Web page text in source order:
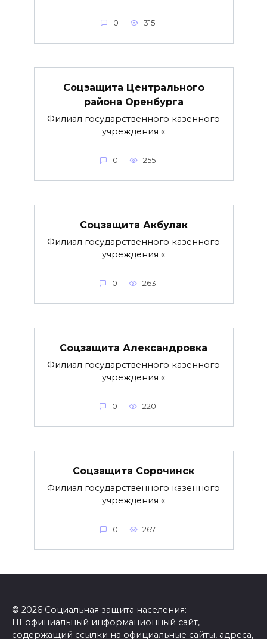
0 315
Соцзащита Центрального
района Оренбурга
Филиал государственного казенного
учреждения «
0 255
Соцзащита Акбулак
Филиал государственного казенного
учреждения «
0 263
Соцзащита Александровка
Филиал государственного казенного
учреждения «
0 220
Соцзащита Сорочинск
Филиал государственного казенного
учреждения «
0 267
© 2026 Социальная защита населения:
НЕофициальный информационный сайт,
содержащий ссылки на официальные сайты, адреса,